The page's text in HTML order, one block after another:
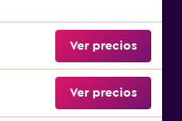
Ver precios
Ver precios